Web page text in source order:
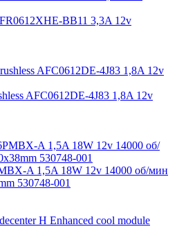
BB11 3,3A 12v
AFC0612DE-4J83 1,8A 12v
A 1,5A 18W 12v 14000 об/мин
530748-001